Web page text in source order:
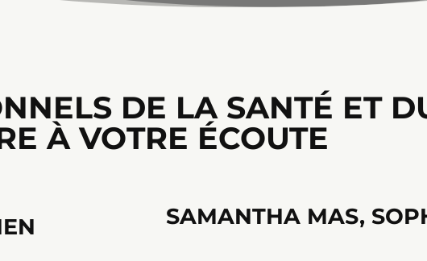
DE LA SANTÉ ET
À VOTRE ÉCOUTE
SAMANTHA MAS,